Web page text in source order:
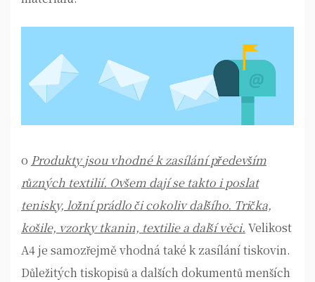
o Produkty jsou vhodné k zasílání především
různých textilií. Ovšem dají se takto i poslat
tenisky, ložní prádlo či cokoliv dalšího. Trička,
košile, vzorky tkanin, textilie a další věci. Velikost
A4 je samozřejmě vhodná také k zasílání tiskovin.
Důležitých tiskopisů a dalších dokumentů menších